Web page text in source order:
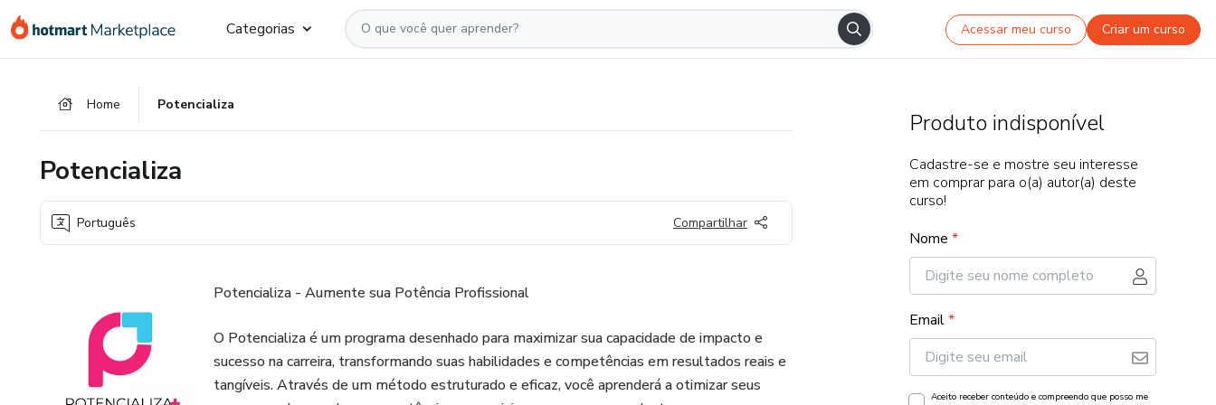
para
para
para
Categorias Acessar meu curso Criar um curso
Home Potencializa
Potencializa
Português Compartilhar
Potencializa - Aumente sua Potência Profissional
O Potencializa é um programa desenhado para maximizar sua capacidade de impacto e
sucesso na carreira, transformando suas habilidades e competências em resultados reais e
tangíveis. Através de um método estruturado e eficaz, você aprenderá a otimizar seus
Produto indisponível
Cadastre-se e mostre seu interesse
em comprar para o(a) autor(a) deste
curso!
Nome *
Email*
Aceito receber conteúdo e compreendo que posso me